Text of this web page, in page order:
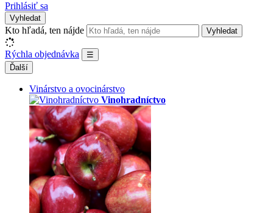
Prihlásiť sa
Vyhledat
Kto hľadá, ten nájde Vyhledat
Rýchla objednávka
☰
Ďalší
Vinárstvo a ovocinárstvo
Vinohradníctvo